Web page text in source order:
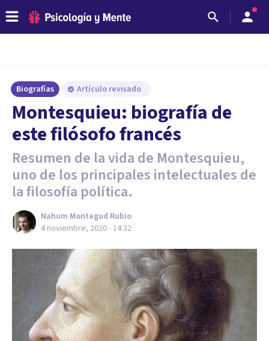
Biografías Artículo revisado
Montesquieu: biografía de
este filósofo francés
Resumen de la vida de Montesquieu,
uno de los principales intelectuales de
la filosofía política.
Nahum Montagud Rubio
4 noviembre, 2020 - 14:32